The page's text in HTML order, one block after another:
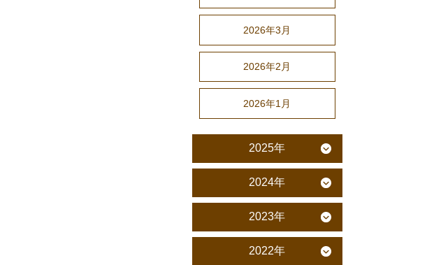
2026年3月
2026年2月
2026年1月
2025年
2024年
2023年
2022年